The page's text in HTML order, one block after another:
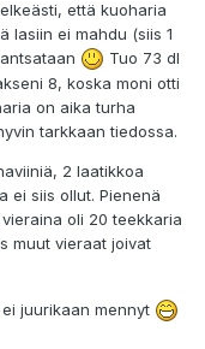
että kuoharia
lasiin ei mahdu (siis 1
Tuo 73 dl
8, koska moni otti
on aika turha
tarkkaan tiedossa.
2 laatikkoa
ei siis ollut. Pienenä
oli 20 teekkaria
muut vieraat joivat
juurikaan mennyt